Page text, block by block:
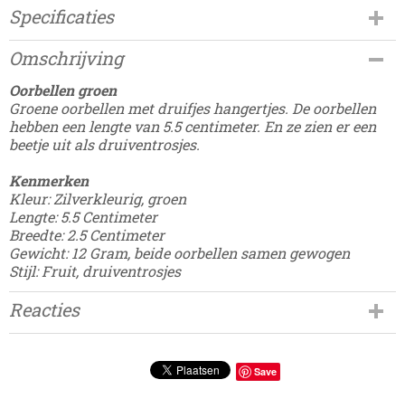
Specificaties
Productcode
CHRSTN-31
EAN code
8785275685887
Omschrijving
Oorbellen groen
Groene oorbellen met druifjes hangertjes. De oorbellen
hebben een lengte van 5.5 centimeter. En ze zien er een
beetje uit als druiventrosjes.
Kenmerken
Kleur: Zilverkleurig, groen
Lengte: 5.5 Centimeter
Breedte: 2.5 Centimeter
Gewicht: 12 Gram, beide oorbellen samen gewogen
Stijl: Fruit, druiventrosjes
Reacties
Save